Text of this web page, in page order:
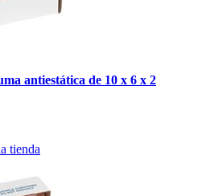
antiestática de 10 x 6 x 2
tienda